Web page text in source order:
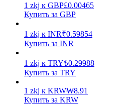
Стейкинг
1 zkj к GBP£0.00465
Купить за GBP
1 zkj к INR₹0.59854
Купить за INR
1 zkj к TRY₺0.29988
Купить за TRY
1 zkj к KRW₩8.91
Купить за KRW